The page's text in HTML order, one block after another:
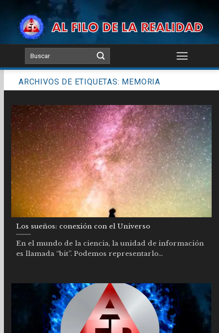
content
ARCHIVOS DE ETIQUETAS: MEMORIA
Los sueños: conexión con el Universo
En el mundo de la ciencia, la unidad de información
es llamada “bit”. Podemos representarlo...